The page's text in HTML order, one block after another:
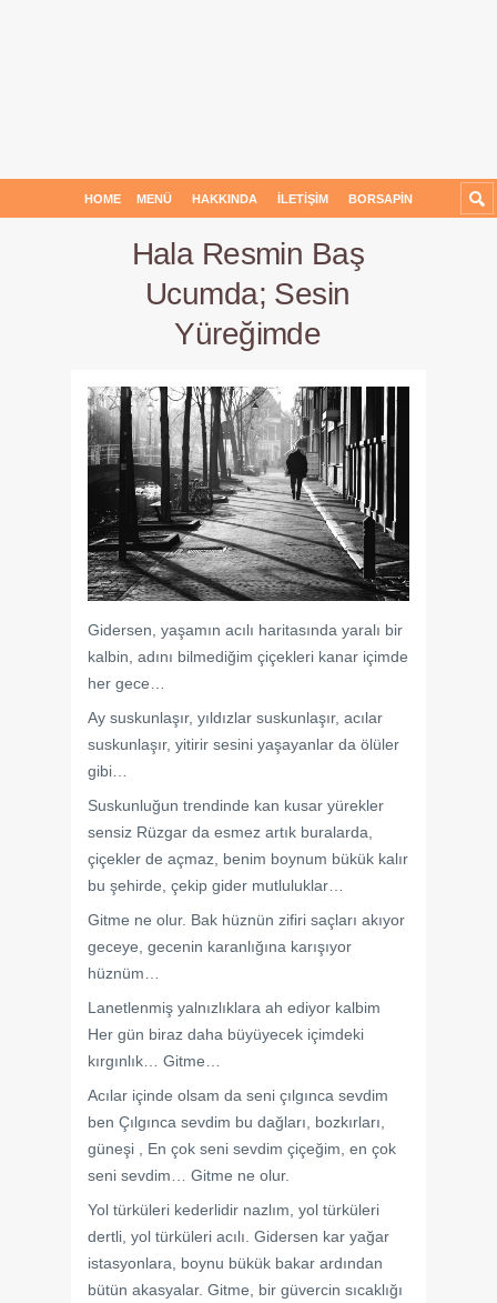
HOME MENÜ HAKKINDA İLETIŞIM BORSAPIN
Hala Resmin Baş
Ucumda; Sesin
Yüreğimde
Gidersen, yaşamın acılı haritasında yaralı bir
kalbin, adını bilmediğim çiçekleri kanar içimde
her gece…
Ay suskunlaşır, yıldızlar suskunlaşır, acılar
suskunlaşır, yitirir sesini yaşayanlar da ölüler
gibi…
Suskunluğun trendinde kan kusar yürekler
sensiz Rüzgar da esmez artık buralarda,
çiçekler de açmaz, benim boynum bükük kalır
bu şehirde, çekip gider mutluluklar…
Gitme ne olur. Bak hüznün zifiri saçları akıyor
geceye, gecenin karanlığına karışıyor
hüznüm…
Lanetlenmiş yalnızlıklara ah ediyor kalbim
Her gün biraz daha büyüyecek içimdeki
kırgınlık… Gitme…
Acılar içinde olsam da seni çılgınca sevdim
ben Çılgınca sevdim bu dağları, bozkırları,
güneşi , En çok seni sevdim çiçeğim, en çok
seni sevdim… Gitme ne olur.
Yol türküleri kederlidir nazlım, yol türküleri
dertli, yol türküleri acılı. Gidersen kar yağar
istasyonlara, boynu bükük bakar ardından
bütün akasyalar. Gitme, bir güvercin sıcaklığı